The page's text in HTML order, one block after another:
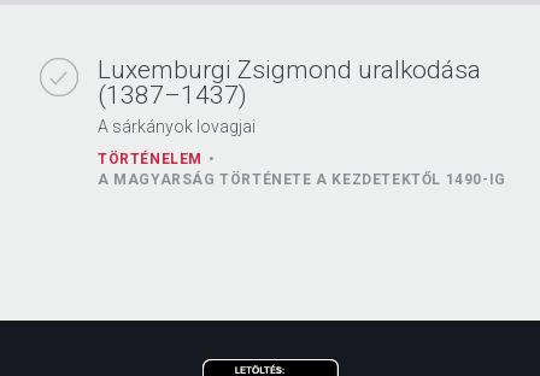
Luxemburgi Zsigmond uralkodása
(1387–1437)
A sárkányok lovagjai
TÖRTÉNELEM
A MAGYARSÁG TÖRTÉNETE A KEZDETEKTŐL 1490-IG